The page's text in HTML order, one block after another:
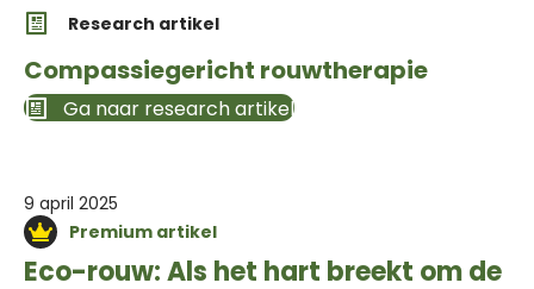
Research artikel
Compassiegericht rouwtherapie
Ga naar research artikel
9 april 2025
Premium artikel
Eco-rouw: Als het hart breekt om de